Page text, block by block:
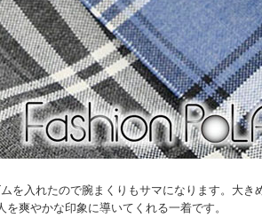
を入れたので腕まくりもサマになります。大き
爽やかな印象に導いてくれる一着です。